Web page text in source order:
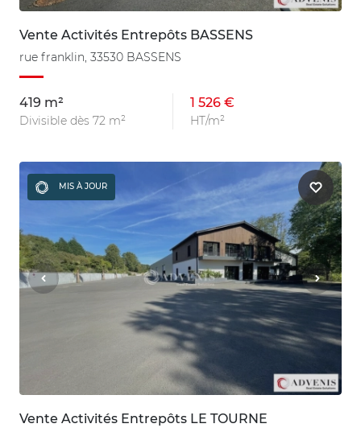
Vente Activités Entrepôts BASSENS
rue franklin, 33530 BASSENS
419 m²
Divisible dès 72 m²
1 526 €
HT/m²
MIS À JOUR
Vente Activités Entrepôts LE TOURNE